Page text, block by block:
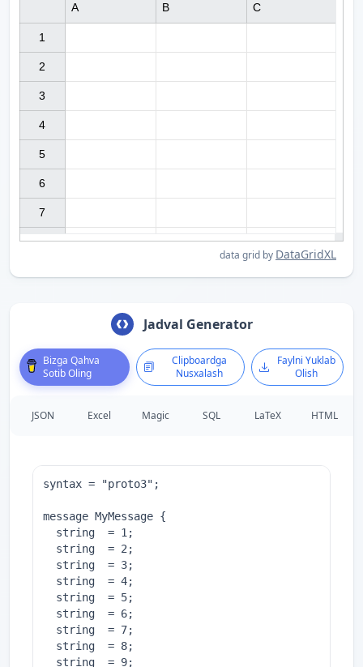
1
2
3
4
5
6
7
A B C
data grid by DataGridXL
Jadval Generator
Bizga Qahva
Sotib Oling
Clipboardga
Nusxalash
Faylni Yuklab
Olish
JSON Excel Magic SQL LaTeX HTML